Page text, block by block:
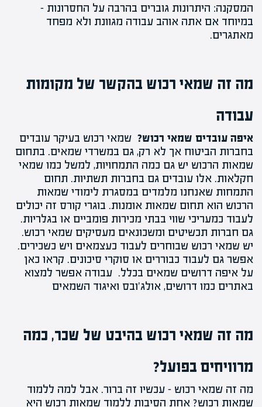
המסקנה: היתרונות גוברים בהרבה על החסרונות –
במיוחד אם אתה אוהב עבודה מגוונת ולא מפחד
מאתגרים.
מה זה שמאי רכוש בהקשר של מקומות
עבודה
איפה עובדים שמאי רכוש? שמאי רכוש בעיקר עובדים
בחברות הביטוח אך לא רק, גם במשרדי שמאים. בתחום
שמאות הרכוש יש גם כמה התמחויות, למשל כמו שמאי
חקלאות. אלו עובדים גם בחברות תשתיות. תחום
התמחות שאנחנו מלמדים במסגרת לימודי שמאות
הרכוש הוא תחום שמאות אומנות. בוגרי קורס זה יכולים
לעבוד כמעריכי שווי בבתי מכירות פומביים או בגלריות.
גם חברות תכשיטים ומשכונאים מעסיקים שמאי רכוש.
יש שמאי רכוש שבוחרים לעבוד כעצמאים ויש כשכירים.
אפשר גם לעבוד כבוררים או סוקרי סיכונים. קראו כאן
על איפה דרושים שמאים בכלל. עבודה אפשר למצוא
באתרים כמו דרושים, אולג'ובס ואיגוד השמאים
מה זה שמאי רכוש בהיבט של שכר, כמה
מרוויחים בפועל?
מה זה שמאי רכוש – עכשיו זה ברור. אבל למה ללמוד
שמאות רכוש? אחת הסיבות ללמוד שמאות רכוש היא